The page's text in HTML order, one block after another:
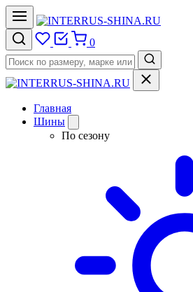
0
Главная
Шины
По сезону